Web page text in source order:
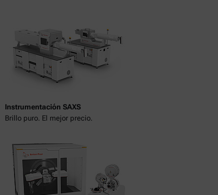
Instrumentación SAXS
Brillo puro. El mejor precio.